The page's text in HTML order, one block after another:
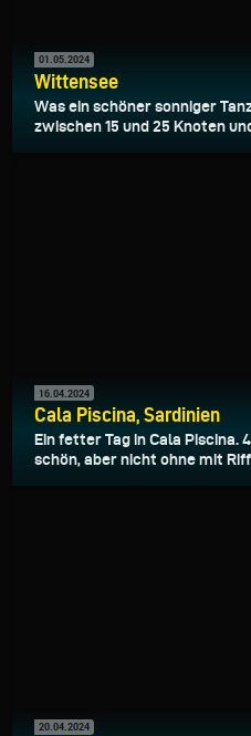
01.05.2024
Wittensee
Was ein schöner sonniger
zwischen 15 und 25 Knoten
16.04.2024
Cala Piscina, Sardinien
Ein fetter Tag in Cala Piscina.
schön, aber nicht ohne mit
20.04.2024